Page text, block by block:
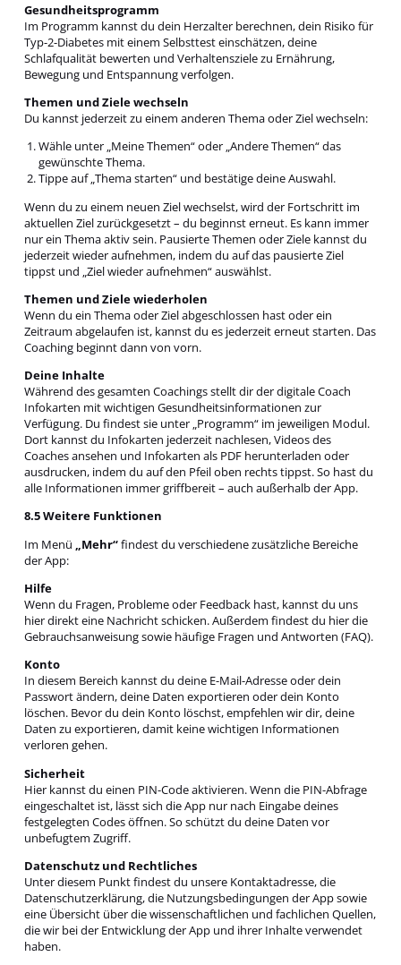
Gesundheitsprogramm
Im Programm kannst du dein Herzalter berechnen, dein Risiko für
Typ-2-Diabetes mit einem Selbsttest einschätzen, deine
Schlafqualität bewerten und Verhaltensziele zu Ernährung,
Bewegung und Entspannung verfolgen.
Themen und Ziele wechseln
Du kannst jederzeit zu einem anderen Thema oder Ziel wechseln:
Wähle unter „Meine Themen“ oder „Andere Themen“ das
gewünschte Thema.
Tippe auf „Thema starten“ und bestätige deine Auswahl.
Wenn du zu einem neuen Ziel wechselst, wird der Fortschritt im
aktuellen Ziel zurückgesetzt – du beginnst erneut. Es kann immer
nur ein Thema aktiv sein. Pausierte Themen oder Ziele kannst du
jederzeit wieder aufnehmen, indem du auf das pausierte Ziel
tippst und „Ziel wieder aufnehmen“ auswählst.
Themen und Ziele wiederholen
Wenn du ein Thema oder Ziel abgeschlossen hast oder ein
Zeitraum abgelaufen ist, kannst du es jederzeit erneut starten. Das
Coaching beginnt dann von vorn.
Deine Inhalte
Während des gesamten Coachings stellt dir der digitale Coach
Infokarten mit wichtigen Gesundheitsinformationen zur
Verfügung. Du findest sie unter „Programm“ im jeweiligen Modul.
Dort kannst du Infokarten jederzeit nachlesen, Videos des
Coaches ansehen und Infokarten als PDF herunterladen oder
ausdrucken, indem du auf den Pfeil oben rechts tippst. So hast du
alle Informationen immer griffbereit – auch außerhalb der App.
8.5 Weitere Funktionen
Im Menü „Mehr“findest du verschiedene zusätzliche Bereiche
der App:
Hilfe
Wenn du Fragen, Probleme oder Feedback hast, kannst du uns
hier direkt eine Nachricht schicken. Außerdem findest du hier die
Gebrauchsanweisung sowie häufige Fragen und Antworten (FAQ).
Konto
In diesem Bereich kannst du deine E-Mail-Adresse oder dein
Passwort ändern, deine Daten exportieren oder dein Konto
löschen. Bevor du dein Konto löschst, empfehlen wir dir, deine
Daten zu exportieren, damit keine wichtigen Informationen
verloren gehen.
Sicherheit
Hier kannst du einen PIN-Code aktivieren. Wenn die PIN-Abfrage
eingeschaltet ist, lässt sich die App nur nach Eingabe deines
festgelegten Codes öffnen. So schützt du deine Daten vor
unbefugtem Zugriff.
Datenschutz und Rechtliches
Unter diesem Punkt findest du unsere Kontaktadresse, die
Datenschutzerklärung, die Nutzungsbedingungen der App sowie
eine Übersicht über die wissenschaftlichen und fachlichen Quellen,
die wir bei der Entwicklung der App und ihrer Inhalte verwendet
haben.